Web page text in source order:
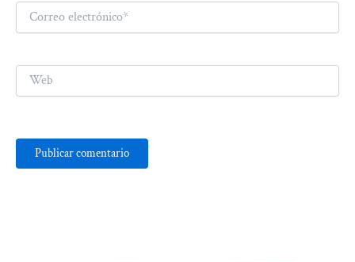
Correo
electrónico*
Web